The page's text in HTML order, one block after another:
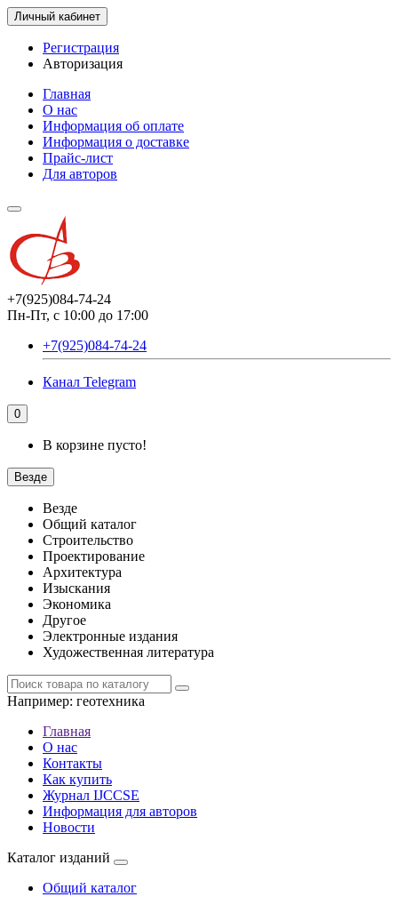
Личный кабинет
Регистрация
Авторизация
Главная
О нас
Информация об оплате
Информация о доставке
Прайс-лист
Для авторов
+7(925)084-74-24
Пн-Пт, с 10:00 до 17:00
+7(925)084-74-24
Канал Telegram
0
В корзине пусто!
Везде
Везде
Общий каталог
Строительство
Проектирование
Архитектура
Изыскания
Экономика
Другое
Электронные издания
Художественная литература
Например: геотехника
Главная
О нас
Контакты
Как купить
Журнал IJCCSE
Информация для авторов
Новости
Каталог изданий
Общий каталог